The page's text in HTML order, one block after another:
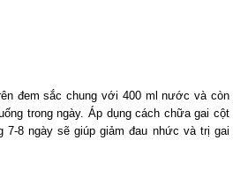
đem sắc chung với 400 ml nước và còn
trong ngày. Áp dụng cách chữa gai cột
7-8 ngày sẽ giúp giảm đau nhức và trị gai